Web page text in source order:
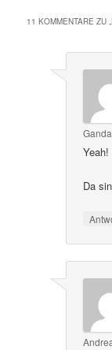
11 KOMMENTARE ZU „
Yeah!
Da